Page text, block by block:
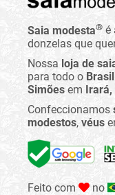
Saia modesta® é
donzelas que
Nossa loja de
para todo o Brasil
Simões em Irará,
Confeccionamos
modestos, véus
Feito com no